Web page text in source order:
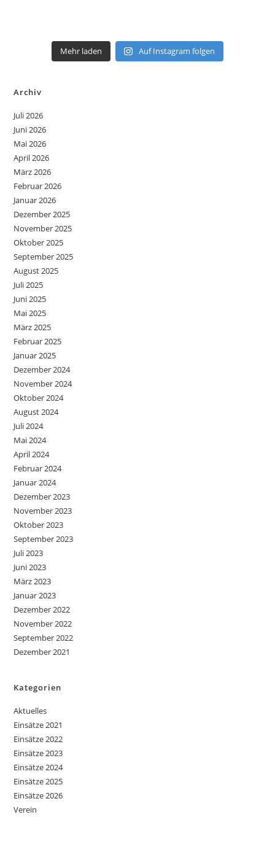
Mehr laden Auf Instagram folgen
Archiv
Juli 2026
Juni 2026
Mai 2026
April 2026
März 2026
Februar 2026
Januar 2026
Dezember 2025
November 2025
Oktober 2025
September 2025
August 2025
Juli 2025
Juni 2025
Mai 2025
März 2025
Februar 2025
Januar 2025
Dezember 2024
November 2024
Oktober 2024
August 2024
Juli 2024
Mai 2024
April 2024
Februar 2024
Januar 2024
Dezember 2023
November 2023
Oktober 2023
September 2023
Juli 2023
Juni 2023
März 2023
Januar 2023
Dezember 2022
November 2022
September 2022
Dezember 2021
Kategorien
Aktuelles
Einsätze 2021
Einsätze 2022
Einsätze 2023
Einsätze 2024
Einsätze 2025
Einsätze 2026
Verein